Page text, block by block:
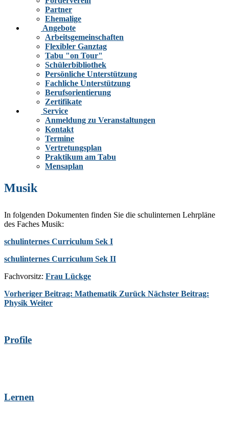
Partner
Ehemalige
Angebote
Arbeitsgemeinschaften
Flexibler Ganztag
Tabu "on Tour"
Schülerbibliothek
Persönliche Unterstützung
Fachliche Unterstützung
Berufsorientierung
Zertifikate
Service
Anmeldung zu Veranstaltungen
Kontakt
Termine
Vertretungsplan
Praktikum am Tabu
Mensaplan
Musik
In folgenden Dokumenten finden Sie die schulinternen Lehrpläne
des Faches Musik:
schulinternes Curriculum Sek I
schulinternes Curriculum Sek II
Fachvorsitz: Frau Lückge
Vorheriger Beitrag: Mathematik Zurück Nächster Beitrag:
Physik Weiter
Profile
Lernen